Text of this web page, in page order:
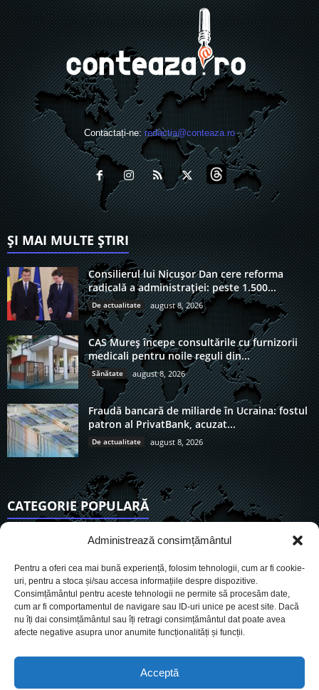
Administrează consimțământul
Pentru a oferi cea mai bună experiență, folosim tehnologii, cum ar fi cookie-
uri, pentru a stoca și/sau accesa informațiile despre dispozitive.
Consimțământul pentru aceste tehnologii ne permite să procesăm date,
cum ar fi comportamentul de navigare sau ID-uri unice pe acest site. Dacă
nu îți dai consimțământul sau îți retragi consimțământul dat poate avea
afecte negative asupra unor anumite funcționalități și funcții.
Acceptă
Contactați-ne:redactia@conteaza.ro
ȘI MAI MULTE ȘTIRI
Consilierul lui Nicușor Dan cere reforma
radicală a administrației: peste 1.500...
De actualitate august 8, 2026
CAS Mureș începe consultările cu furnizorii
medicali pentru noile reguli din...
Sănătate august 8, 2026
Fraudă bancară de miliarde în Ucraina: fostul
patron al PrivatBank, acuzat...
De actualitate august 8, 2026
CATEGORIE POPULARĂ
6920
Social
Politic
Economie
564